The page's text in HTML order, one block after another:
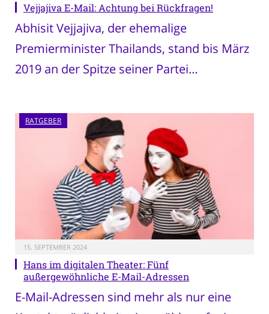
Vejjajiva E-Mail: Achtung bei Rückfragen!
Abhisit Vejjajiva, der ehemalige
Premierminister Thailands, stand bis März
2019 an der Spitze seiner Partei…
RATGEBER
15. SEPTEMBER 2024
Hans im digitalen Theater: Fünf
außergewöhnliche E-Mail-Adressen
E-Mail-Adressen sind mehr als nur eine